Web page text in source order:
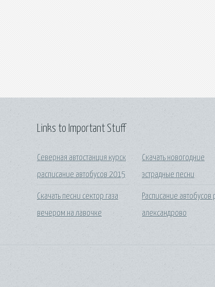
Links to Important Stuff
Северная автостанция курск
расписание автобусов 2015
Скачать песни сектор газа
вечером на лавочке
Скачать новогодние
эстрадные песни
Расписание автобусов
александрово